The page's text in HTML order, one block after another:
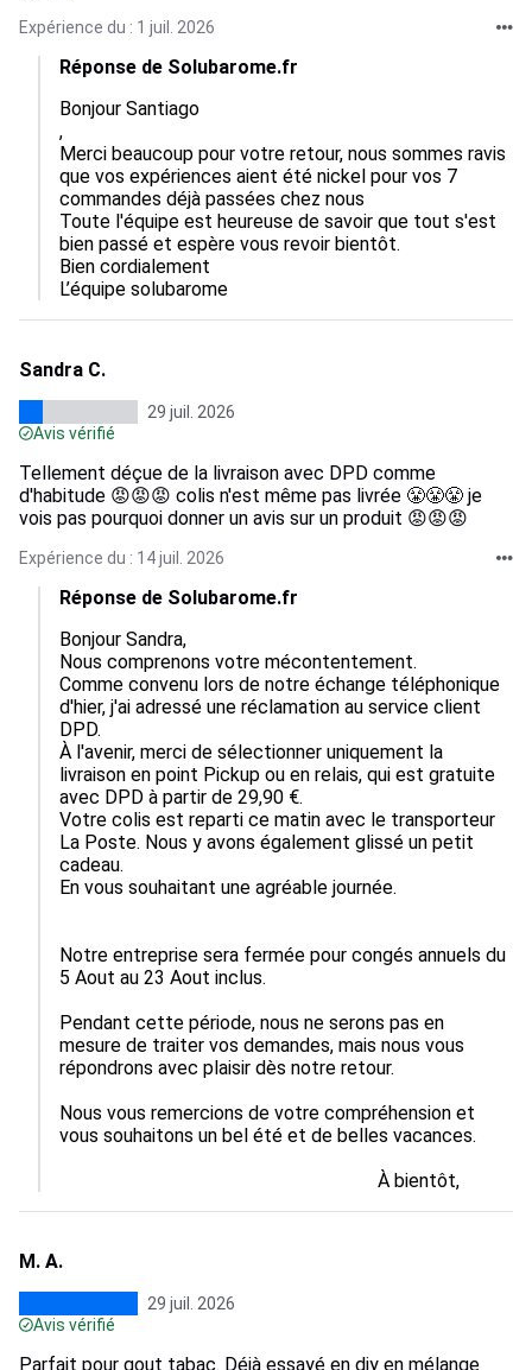
Expérience du : 1 juil. 2026
Réponse de Solubarome.fr
Bonjour Santiago
,
Merci beaucoup pour votre retour, nous sommes ravis
que vos expériences aient été nickel pour vos 7
commandes déjà passées chez nous
Toute l'équipe est heureuse de savoir que tout s'est
bien passé et espère vous revoir bientôt.
Bien cordialement
L’équipe solubarome
Sandra C.
29 juil. 2026
Avis vérifié
Tellement déçue de la livraison avec DPD comme
d'habitude 😡😡😡 colis n'est même pas livrée 😤😤😤 je
vois pas pourquoi donner un avis sur un produit 😡😡😡
Expérience du : 14 juil. 2026
Réponse de Solubarome.fr
Bonjour Sandra,
Nous comprenons votre mécontentement.
Comme convenu lors de notre échange téléphonique
d'hier, j'ai adressé une réclamation au service client
DPD.
À l'avenir, merci de sélectionner uniquement la
livraison en point Pickup ou en relais, qui est gratuite
avec DPD à partir de 29,90 €.
Votre colis est reparti ce matin avec le transporteur
La Poste. Nous y avons également glissé un petit
cadeau.
En vous souhaitant une agréable journée.
Notre entreprise sera fermée pour congés annuels du
5 Aout au 23 Aout inclus.
Pendant cette période, nous ne serons pas en
mesure de traiter vos demandes, mais nous vous
répondrons avec plaisir dès notre retour.
Nous vous remercions de votre compréhension et
vous souhaitons un bel été et de belles vacances.
                                                                   À bientôt,
M. A.
29 juil. 2026
Avis vérifié
Parfait pour gout tabac. Déjà essayé en diy en mélange